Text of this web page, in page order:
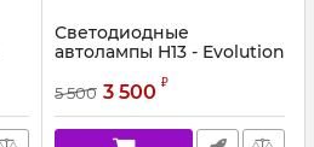
Светодиодные
автолампы H13 - Evolution
5 500 3 500 ₽